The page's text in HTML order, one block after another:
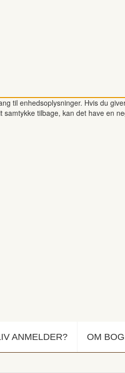
til enhedsoplysninger. Hvis du
tilbage, kan det have en
ANMELDER? OM